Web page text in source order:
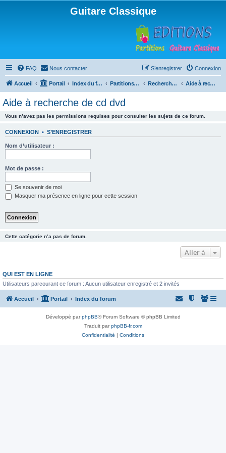
Guitare Classique
FAQ Nous contacter Connexion
S’enregistrer
Accueil Portail Index du forum Partitions pour guitare en libre téléchargement Recherche de ressources musicales Aide à recherche de cd dvd
Aide à recherche de cd dvd
Vous n’avez pas les permissions requises pour consulter les sujets de ce forum.
CONNEXION • S’ENREGISTRER
Nom d’utilisateur :
Mot de passe :
Se souvenir de moi
Masquer ma présence en ligne pour cette session
Cette catégorie n’a pas de forum.
Aller à
QUI EST EN LIGNE
Utilisateurs parcourant ce forum : Aucun utilisateur enregistré et 2 invités
Accueil Portail Index du forum
Développé parphpBB® Forum Software © phpBB Limited
Traduit parphpBB-fr.com
Confidentialité | Conditions